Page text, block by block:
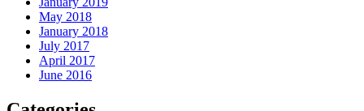
May 2018
January 2018
July 2017
April 2017
June 2016